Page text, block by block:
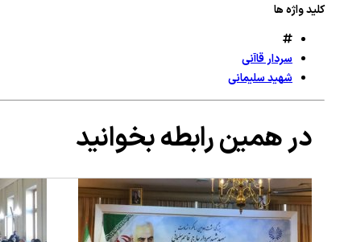
کلید واژه ها
سردار قاآنی
شهید سلیمانی
در همین رابطه بخوانید